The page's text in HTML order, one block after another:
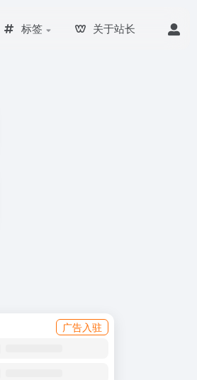
标签 关于站长
广告入驻